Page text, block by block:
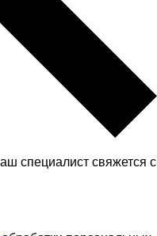
специалист свяжется с